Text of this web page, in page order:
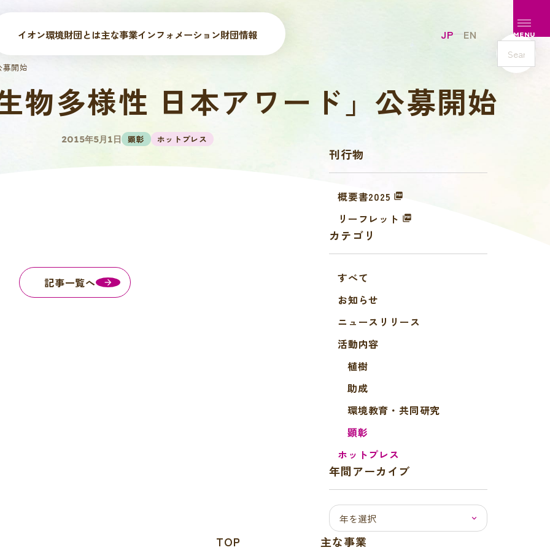
メニュ
MENU
イオン環境財団とは主な事業インフォメーション財団情報 JP
EN
s
e
開始
物多様性 日本アワード」公募開始
2015年5月1日 顕彰 ホットプレス
記事一覧へ
刊行物
概要書2025
リーフレット
カテゴリ
すべて
お知らせ
ニュースリリース
活動内容
植樹
助成
環境教育・共同研究
顕彰
ホットプレス
年間アーカイブ
TOP 主な事業